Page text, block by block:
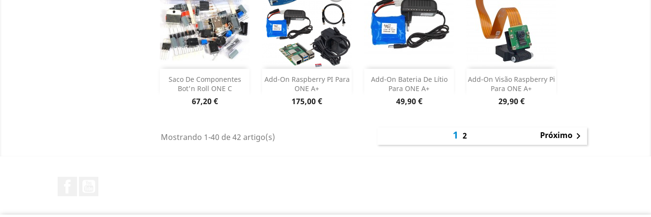
Saco De Componentes
Bot'n Roll ONE C
Preço
67,20 €
Sem stock
Add-On Raspberry PI Para
ONE A+
Preço
175,00 €
Adicionar 
Dados do produto
Add-On Bateria De Lítio
Para ONE A+
Preço
49,90 €
Adicionar 
Dados do produto
Add-On Visão Raspberry Pi
Para ONE A+
Preço
29,90 €
Adicionar 
Dados do produto
Mostrando 1-40 de 42 artigo(s) 1 2 Próximo